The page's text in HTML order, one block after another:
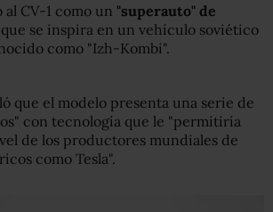
CV-1 como un "superauto" de
se inspira en un vehículo soviético
como "Izh-Kombi".
que el modelo presenta una serie de
con tecnología que le "permitiría
de los productores mundiales de
como Tesla".